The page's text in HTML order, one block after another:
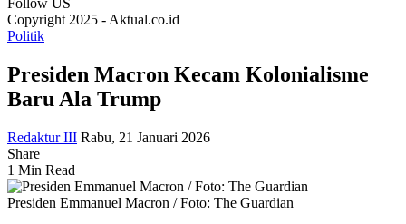
Follow US
Copyright 2025 - Aktual.co.id
Politik
Presiden Macron Kecam Kolonialisme
Baru Ala Trump
Redaktur III Rabu, 21 Januari 2026
Share
1 Min Read
Presiden Emmanuel Macron / Foto: The Guardian